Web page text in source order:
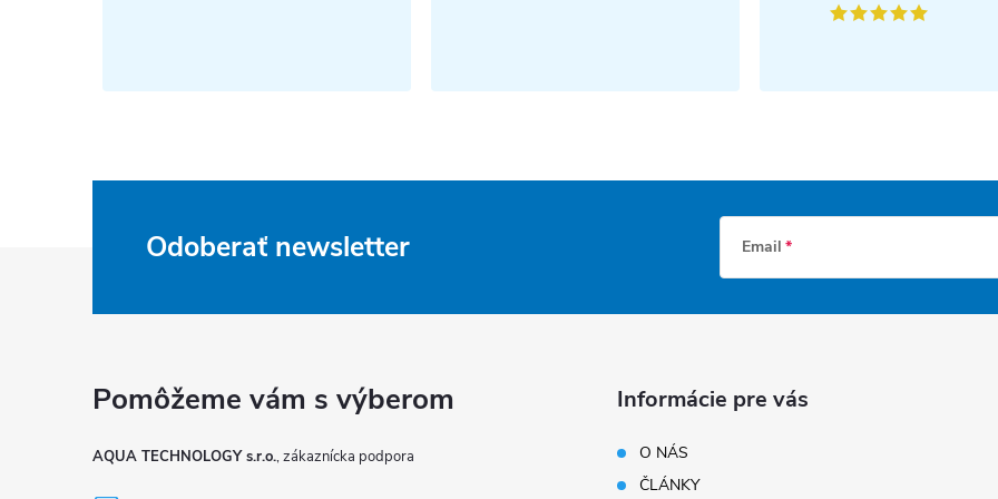
Odoberať newsletter Email
AQUA TECHNOLOGY s.r.o.
Informácie pre vás
O NÁS
ČLÁNKY